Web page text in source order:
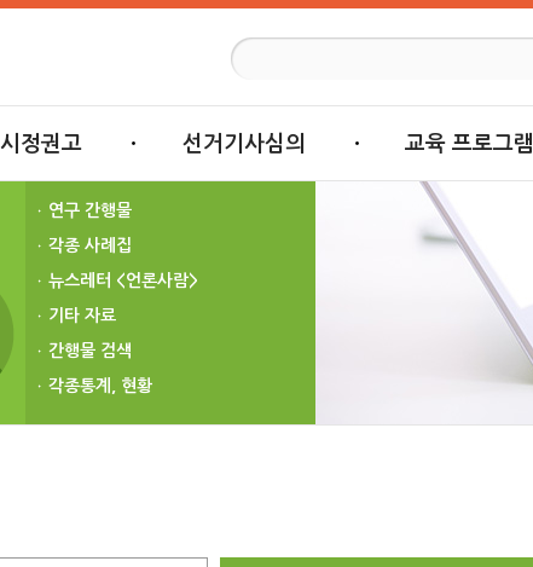
시정권고 선거기사심의 교육 프로그램
연구 간행물
각종 사례집
뉴스레터 <언론사람>
기타 자료
간행물 검색
각종통계, 현황